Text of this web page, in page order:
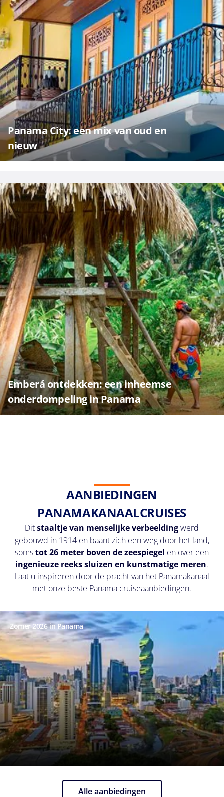
Panama City: een mix van oud en
nieuw
Emberá ontdekken: een inheemse
onderdompeling in Panama
AANBIEDINGEN
PANAMAKANAALCRUISES
Ditstaaltje van menselijkeverbeeldingwerd
gebouwd in 1914 en baant zich een weg door het land,
somstot 26 meter boven de zeespiegel en over een
ingenieuze reeks sluizen en kunstmatige meren.
Laat u inspireren door de pracht van het Panamakanaal
met onze beste Panama cruiseaanbiedingen.
Zomer 2026 in Panama
Alle aanbiedingen